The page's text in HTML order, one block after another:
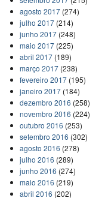
agosto 2017(274)
julho 2017(214)
junho 2017(248)
maio 2017(225)
abril 2017(189)
março 2017(238)
fevereiro 2017(195)
janeiro 2017(184)
dezembro 2016 (258)
novembro 2016 (224)
outubro 2016 (253)
setembro 2016 (302)
agosto 2016 (278)
julho 2016 (289)
junho 2016 (274)
maio 2016 (219)
abril 2016 (202)